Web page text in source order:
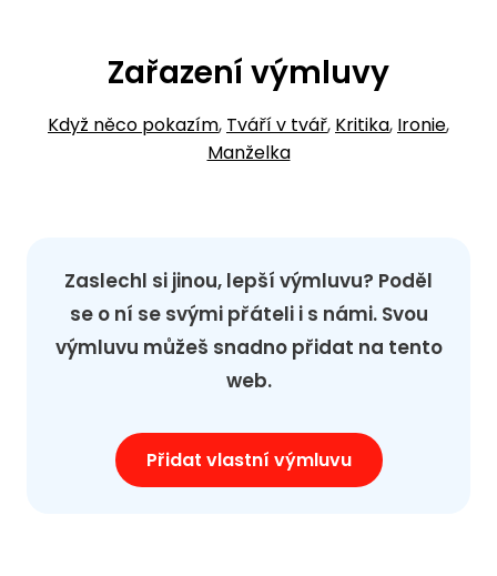
Zařazení výmluvy
Když něco pokazím, Tváří v tvář, Kritika, Ironie,
Manželka
Zaslechl si jinou, lepší výmluvu? Poděl
se o ní se svými přáteli i s námi. Svou
výmluvu můžeš snadno přidat na tento
web.
Přidat vlastní výmluvu